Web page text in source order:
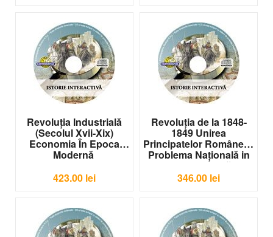
Revoluția Industrială
(Secolul Xvii-Xix)
Economia În Epoca
Modernă
423.00 lei
Revoluția de la 1848-
1849 Unirea
Principatelor Române si
Problema Națională in
Europa Centrală si
Balcani
346.00 lei